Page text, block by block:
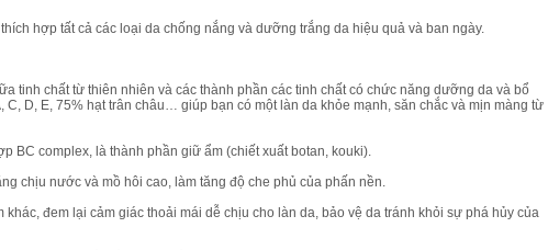
hợp tất cả các loại da chống nắng và dưỡng trắng da hiệu quả và ban ngày.
tinh chất từ thiên nhiên và các thành phần các tinh chất có chức năng dưỡng da và bổ
D, E, 75% hạt trân châu… giúp bạn có một làn da khỏe mạnh, săn chắc và mịn màng từ
BC complex, là thành phần giữ ẩm (chiết xuất botan, kouki).
chịu nước và mồ hôi cao, làm tăng độ che phủ của phấn nền.
đem lại cảm giác thoải mái dễ chịu cho làn da, bảo vệ da tránh khỏi sự phá hủy của
Mua hàng